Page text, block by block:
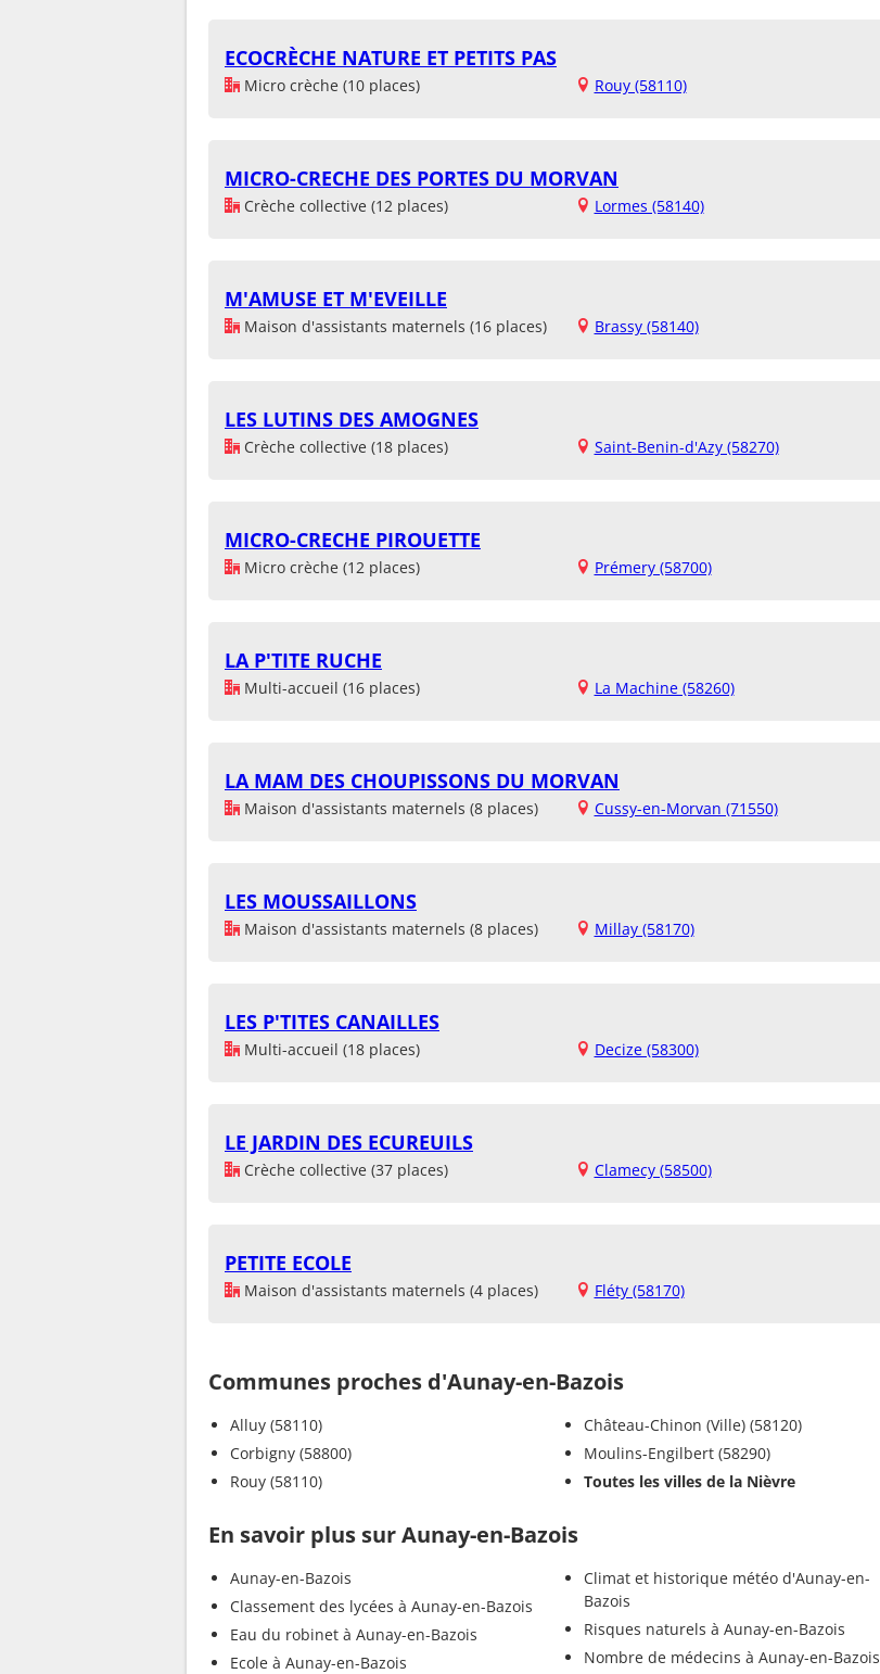
ECOCRÈCHE NATURE ET PETITS PAS
Micro crèche (10 places) Rouy (58110)
MICRO-CRECHE DES PORTES DU MORVAN
Crèche collective (12 places) Lormes (58140)
M'AMUSE ET M'EVEILLE
Maison d'assistants maternels (16 places) Brassy (58140)
LES LUTINS DES AMOGNES
Crèche collective (18 places) Saint-Benin-d'Azy (58270)
MICRO-CRECHE PIROUETTE
Micro crèche (12 places) Prémery (58700)
LA P'TITE RUCHE
Multi-accueil (16 places) La Machine (58260)
LA MAM DES CHOUPISSONS DU MORVAN
Maison d'assistants maternels (8 places) Cussy-en-Morvan (71550)
LES MOUSSAILLONS
Maison d'assistants maternels (8 places) Millay (58170)
LES P'TITES CANAILLES
Multi-accueil (18 places) Decize (58300)
LE JARDIN DES ECUREUILS
Crèche collective (37 places) Clamecy (58500)
PETITE ECOLE
Maison d'assistants maternels (4 places) Fléty (58170)
Communes proches d'Aunay-en-Bazois
Alluy (58110)
Corbigny (58800)
Rouy (58110)
Château-Chinon (Ville) (58120)
Moulins-Engilbert (58290)
Toutes les villes de la Nièvre
En savoir plus sur Aunay-en-Bazois
Aunay-en-Bazois
Classement des lycées à Aunay-en-Bazois
Eau du robinet à Aunay-en-Bazois
Ecole à Aunay-en-Bazois
Climat et historique météo d'Aunay-en-
Bazois
Risques naturels à Aunay-en-Bazois
Nombre de médecins à Aunay-en-Bazois